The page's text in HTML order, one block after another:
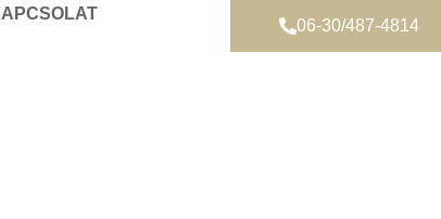
06-30/487-4814